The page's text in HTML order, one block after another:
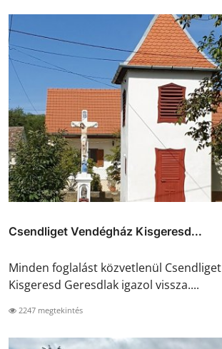
Csendliget Vendégház Kisgeresd...
Minden foglalást közvetlenül
Kisgeresd Geresdlak igazol vissza....
2247 megtekintés